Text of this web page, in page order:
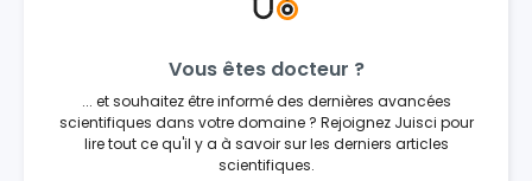
Vous êtes docteur ?
... et souhaitez être informé des dernières avancées
scientifiques dans votre domaine ? Rejoignez Juisci pour
lire tout ce qu'il y a à savoir sur les derniers articles
scientifiques.